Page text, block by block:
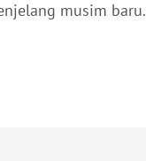
musim baru.